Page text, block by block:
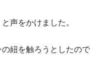
声をかけました。
紐を触ろうとしたので